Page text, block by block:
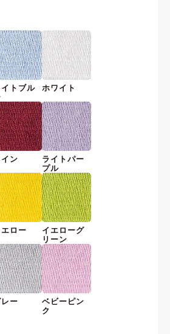
イトブル
ホワイト
イン
ライトパー
プル
エロー
イエローグ
リーン
レー
ベビーピン
ク